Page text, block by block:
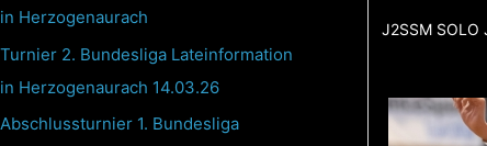
in Herzogenaurach
Turnier 2. Bundesliga Lateinformation
in Herzogenaurach 14.03.26
Abschlussturnier 1. Bundesliga
J2SSM SOLO